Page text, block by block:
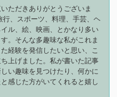
ただきありがとうございま
行、スポーツ、料理、手芸、ヘ
ル、絵、映画、とかなり多い
。そんな多趣味な私がこれま
経験を発信したいと思い、こ
上げました。私が書いた記事
い趣味を見つけたり、何かに
感じた方がいてくれると嬉し